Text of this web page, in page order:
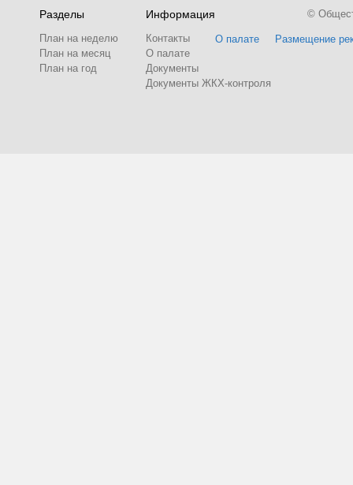
Разделы
План на неделю
План на месяц
План на год
Информация
Контакты
О палате
Документы
Документы ЖКХ-контроля
О палате Размещение
©